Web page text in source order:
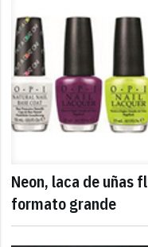
Neon, laca de uñas
formato grande